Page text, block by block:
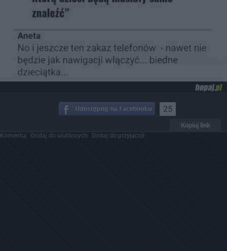
25
Kopiuj link
Komentuj Dodaj do ulubionych Dodaj do przyjaciół